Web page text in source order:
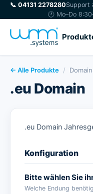
📞 04131 2278280Support
🕐 Mo–Do
← Alle Produkte /
.eu Domain
.eu Domain
Konfiguration
Bitte wählen Sie
Welche Endung